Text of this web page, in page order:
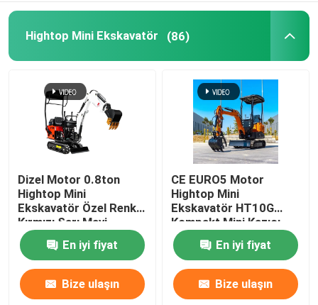
Kaldırma Çalışma Platformu
Sokak Süpürme Makinesi
İnşaat Ekipmanları Aksesuarları
Hightop Mini Ekskavatör (86)
Dizel Motor 0.8ton
Hightop Mini
Ekskavatör Özel Renk
Kırmızı Sarı Mavi
En iyi fiyat
Bize ulaşın
CE EURO5 Motor
Hightop Mini
Ekskavatör HT10G
Kompakt Mini Kazıcı
360 Döndür
En iyi fiyat
Bize ulaşın